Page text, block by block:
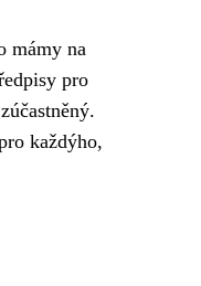
mámy na
pro
každýho,